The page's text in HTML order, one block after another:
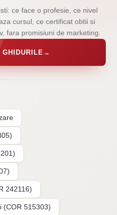
ce face o profesie, ce nivel
cursul, ce certificat obtii si
fara promisiuni de marketing.
→
242116)
(COR 515303)